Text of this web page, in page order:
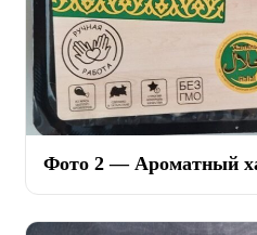
Фото 2 — Ароматный